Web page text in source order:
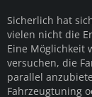
Sicherlich hat
vielen nicht die
Eine Möglichkeit
versuchen, die
parallel
Fahrzeugtuning